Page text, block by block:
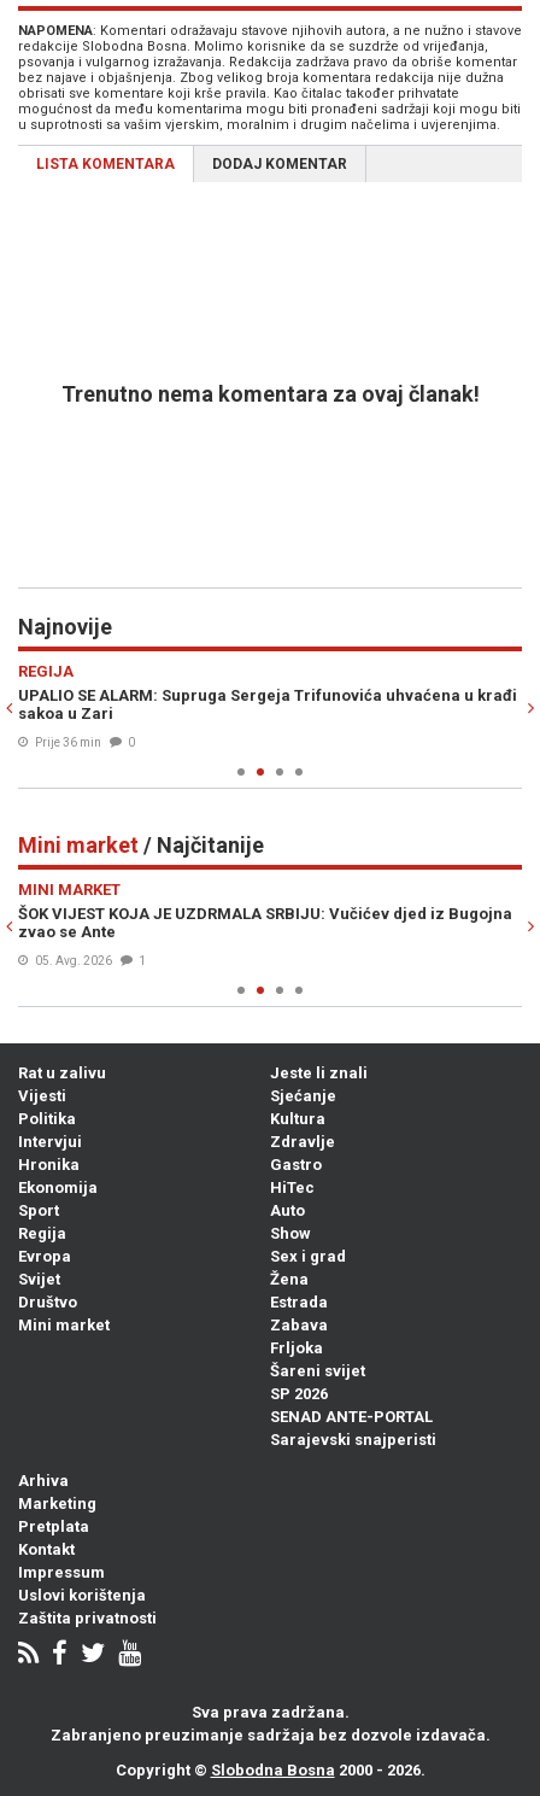
NAPOMENA: Komentari odražavaju stavove njihovih autora, a ne nužno i stavove
redakcije Slobodna Bosna. Molimo korisnike da se suzdrže od vrijeđanja,
psovanja i vulgarnog izražavanja. Redakcija zadržava pravo da obriše komentar
bez najave i objašnjenja. Zbog velikog broja komentara redakcija nije dužna
obrisati sve komentare koji krše pravila. Kao čitalac također prihvatate
mogućnost da među komentarima mogu biti pronađeni sadržaji koji mogu biti
u suprotnosti sa vašim vjerskim, moralnim i drugim načelima i uvjerenjima.
LISTA KOMENTARA DODAJ KOMENTAR
Trenutno nema komentara za ovaj članak!
Najnovije
REGIJA
UPALIO SE ALARM: Supruga Sergeja Trifunovića uhvaćena u krađi
sakoa u Zari
Prije 36 min 0
Mini market/ Najčitanije
MINI MARKET
ŠOK VIJEST KOJA JE UZDRMALA SRBIJU: Vučićev djed iz Bugojna
zvao se Ante
05. Avg. 2026 1
Rat u zalivu
Vijesti
Politika
Intervjui
Hronika
Ekonomija
Sport
Regija
Evropa
Svijet
Društvo
Mini market
Jeste li znali
Sjećanje
Kultura
Zdravlje
Gastro
HiTec
Auto
Show
Sex i grad
Žena
Estrada
Zabava
Frljoka
Šareni svijet
SP 2026
SENAD ANTE-PORTAL
Sarajevski snajperisti
Arhiva
Marketing
Pretplata
Kontakt
Impressum
Uslovi korištenja
Zaštita privatnosti
Sva prava zadržana.
Zabranjeno preuzimanje sadržaja bez dozvole izdavača.
Copyright © Slobodna Bosna 2000 - 2026.